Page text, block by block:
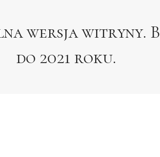
wersja witryny.
do 2021 roku.